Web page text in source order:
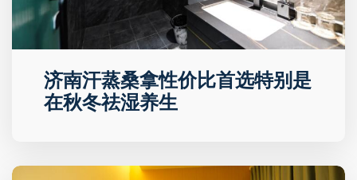
济南汗蒸桑拿性价比首选特别是
在秋冬祛湿养生